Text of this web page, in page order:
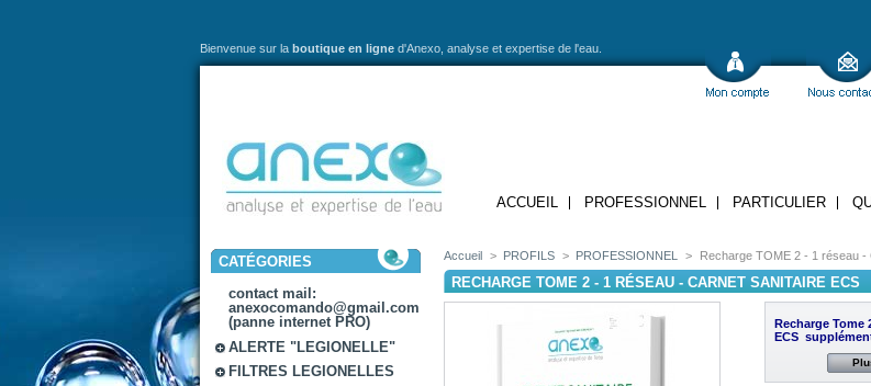
Bienvenue sur la boutique en ligne d'Anexo, analyse et expertise de l'eau.
ACCUEIL PROFESSIONNEL PARTICULIER
CATÉGORIES
contact mail:
anexocomando@gmail.com
(panne internet PRO)
ALERTE "LEGIONELLE"
FILTRES LEGIONELLES
Accueil > PROFILS > PROFESSIONNEL > Recharge TOME 2 - 1 réseau -
RECHARGE TOME 2 - 1 RÉSEAU - CARNET SANITAIRE ECS
Recharge Tome
ECS